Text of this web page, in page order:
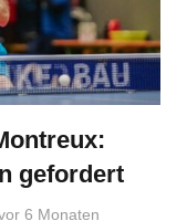
gefordert
6 Monaten